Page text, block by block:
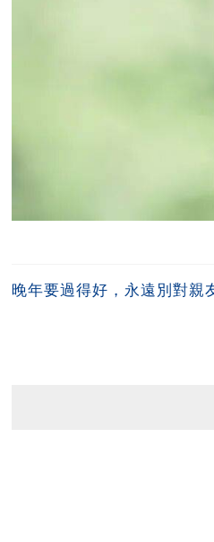
晚年要過得好，永遠別對親